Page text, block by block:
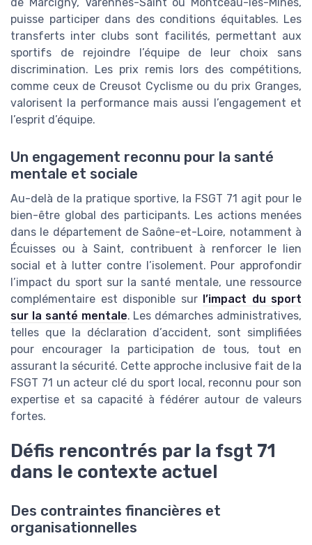
puisse participer dans des conditions équitables. Les
transferts inter clubs sont facilités, permettant aux
sportifs de rejoindre l’équipe de leur choix sans
discrimination. Les prix remis lors des compétitions,
comme ceux de Creusot Cyclisme ou du prix Granges,
valorisent la performance mais aussi l’engagement et
l’esprit d’équipe.
Un engagement reconnu pour la santé
mentale et sociale
Au-delà de la pratique sportive, la FSGT 71 agit pour le
bien-être global des participants. Les actions menées
dans le département de Saône-et-Loire, notamment à
Écuisses ou à Saint, contribuent à renforcer le lien
social et à lutter contre l’isolement. Pour approfondir
l’impact du sport sur la santé mentale, une ressource
complémentaire est disponible sur l’impact du sport
sur la santé mentale. Les démarches administratives,
telles que la déclaration d’accident, sont simplifiées
pour encourager la participation de tous, tout en
assurant la sécurité. Cette approche inclusive fait de la
FSGT 71 un acteur clé du sport local, reconnu pour son
expertise et sa capacité à fédérer autour de valeurs
fortes.
Défis rencontrés par la fsgt 71
dans le contexte actuel
Des contraintes financières et
organisationnelles